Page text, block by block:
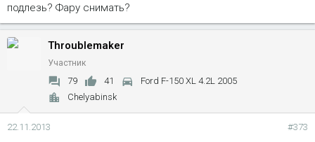
подлезь? Фару снимать?
Throublemaker
Участник
79 41
Ford F-150 XL 4.2L 2005
Chelyabinsk
22.11.2013 #373